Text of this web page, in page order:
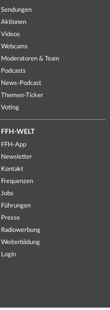
Sendungen
Aktionen
Videos
Webcams
Moderatoren & Team
Podcasts
News-Podcast
Themen-Ticker
Voting
FFH-WELT
FFH-App
Newsletter
Kontakt
Frequenzen
Jobs
Führungen
Presse
Radiowerbung
Weiterbildung
Login